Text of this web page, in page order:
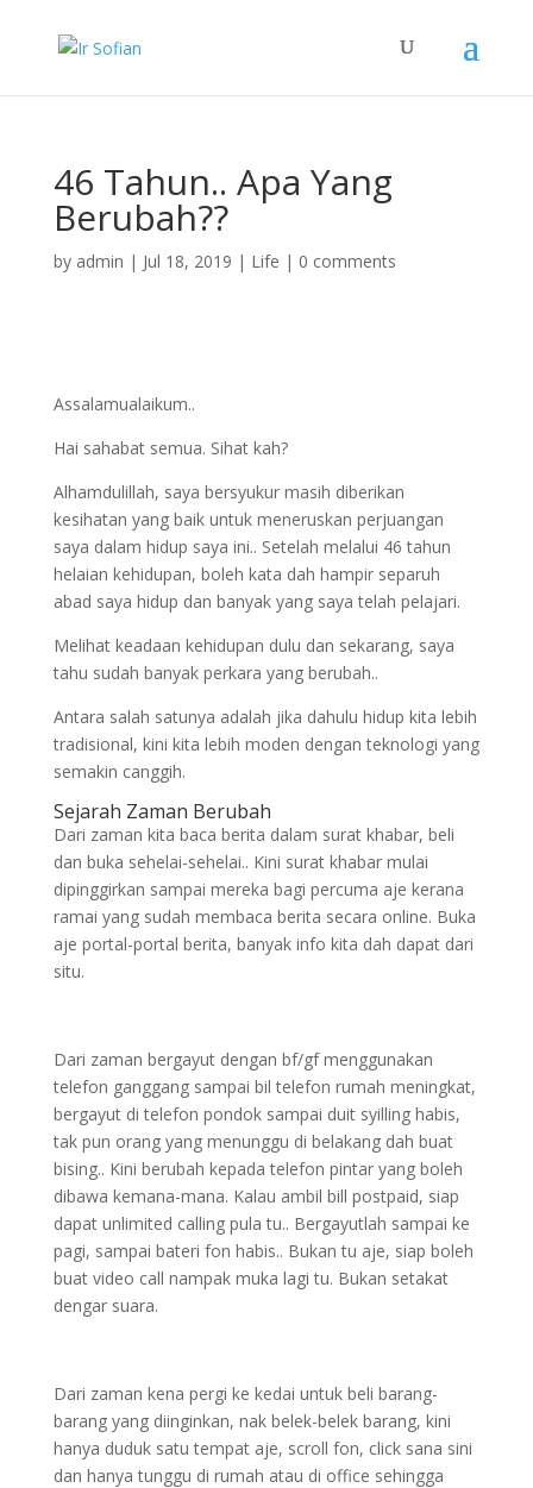
46 Tahun.. Apa Yang
Berubah??
by admin | Jul 18, 2019 | Life | 0 comments
Assalamualaikum..
Hai sahabat semua. Sihat kah?
Alhamdulillah, saya bersyukur masih diberikan
kesihatan yang baik untuk meneruskan perjuangan
saya dalam hidup saya ini.. Setelah melalui 46 tahun
helaian kehidupan, boleh kata dah hampir separuh
abad saya hidup dan banyak yang saya telah pelajari.
Melihat keadaan kehidupan dulu dan sekarang, saya
tahu sudah banyak perkara yang berubah..
Antara salah satunya adalah jika dahulu hidup kita lebih
tradisional, kini kita lebih moden dengan teknologi yang
semakin canggih.
Sejarah Zaman Berubah
Dari zaman kita baca berita dalam surat khabar, beli
dan buka sehelai-sehelai.. Kini surat khabar mulai
dipinggirkan sampai mereka bagi percuma aje kerana
ramai yang sudah membaca berita secara online. Buka
aje portal-portal berita, banyak info kita dah dapat dari
situ.
Dari zaman bergayut dengan bf/gf menggunakan
telefon ganggang sampai bil telefon rumah meningkat,
bergayut di telefon pondok sampai duit syilling habis,
tak pun orang yang menunggu di belakang dah buat
bising.. Kini berubah kepada telefon pintar yang boleh
dibawa kemana-mana. Kalau ambil bill postpaid, siap
dapat unlimited calling pula tu.. Bergayutlah sampai ke
pagi, sampai bateri fon habis.. Bukan tu aje, siap boleh
buat video call nampak muka lagi tu. Bukan setakat
dengar suara.
Dari zaman kena pergi ke kedai untuk beli barang-
barang yang diinginkan, nak belek-belek barang, kini
hanya duduk satu tempat aje, scroll fon, click sana sini
dan hanya tunggu di rumah atau di office sehingga